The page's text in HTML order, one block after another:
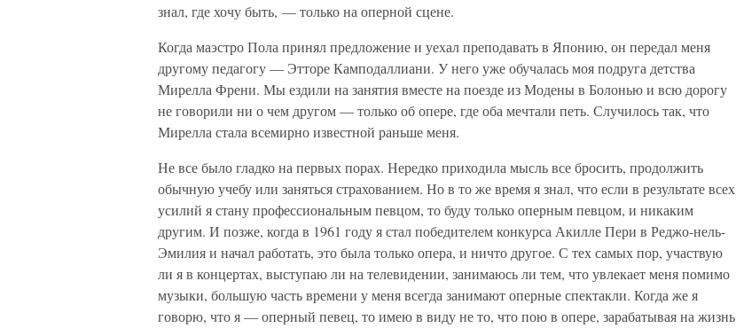
знал, где хочу быть, — только на оперной сцене.
Когда маэстро Пола принял предложение и уехал преподавать в Японию, он передал меня
другому педагогу — Этторе Камподаллиани. У него уже обучалась моя подруга детства
Мирелла Френи. Мы ездили на занятия вместе на поезде из Модены в Болонью и всю дорогу
не говорили ни о чем другом — только об опере, где оба мечтали петь. Случилось так, что
Мирелла стала всемирно известной раньше меня.
Не все было гладко на первых порах. Нередко приходила мысль все бросить, продолжить
обычную учебу или заняться страхованием. Но в то же время я знал, что если в результате всех
усилий я стану профессиональным певцом, то буду только оперным певцом, и никаким
другим. И позже, когда в 1961 году я стал победителем конкурса Акилле Пери в Реджо-нель-
Эмилия и начал работать, это была только опера, и ничто другое. С тех самых пор, участвую
ли я в концертах, выступаю ли на телевидении, занимаюсь ли тем, что увлекает меня помимо
музыки, большую часть времени у меня всегда занимают оперные спектакли. Когда же я
говорю, что я — оперный певец, то имею в виду не то, что пою в опере, зарабатывая на жизнь